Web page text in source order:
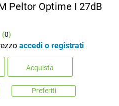
Peltor Optime I 27dB
(0)
accedi o registrati
Acquista
Preferiti